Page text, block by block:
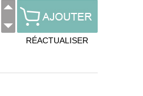
RÉACTUALISER